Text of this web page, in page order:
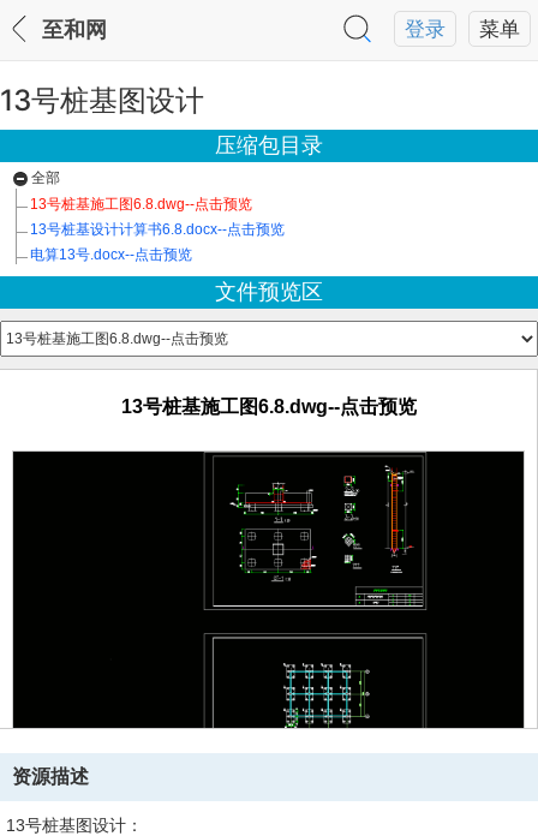
菜单
登录
至和网
13号桩基图设计
压缩包目录
全部
13号桩基施工图6.8.dwg--点击预览
13号桩基设计计算书6.8.docx--点击预览
电算13号.docx--点击预览
文件预览区
13号桩基施工图6.8.dwg--点击预览
资源描述
13号桩基图设计：